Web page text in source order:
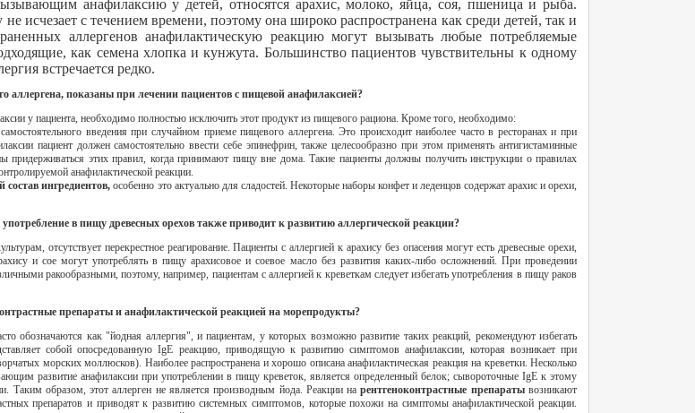
анафилаксию у детей, относятся арахис, молоко, яйца, соя, пшеница и рыба.
исчезает с течением времени, поэтому она широко распространена как среди детей, так и
аллергенов анафилактическую реакцию могут вызывать любые потребляемые
как семена хлопка и кунжута. Большинство пациентов чувствительны к одному
встречается редко.
показаны при лечении пациентов с пищевой анафилаксией?
у пациента, необходимо полностью исключить этот продукт из пищевого рациона. Кроме того, необходимо:
введения при случайном приеме пищевого аллергена. Это происходит наиболее часто в ресторанах и при
пациент должен самостоятельно ввести себе эпинефрин, также целесообразно при этом применять антигистаминные
этих правил, когда принимают пищу вне дома. Такие пациенты должны получить инструкции о правилах
анафилактической реакции.
ингредиентов,особенно это актуально для сладостей. Некоторые наборы конфет и леденцов содержат арахис и орехи,
в пищу древесных орехов также приводит к развитию аллергической реакции?
отсутствует перекрестное реагирование. Пациенты с аллергией к арахису без опасения могут есть древесные орехи,
и сое могут употреблять в пищу арахисовое и соевое масло без развития каких-либо осложнений. При проведении
ракообразными, поэтому, например, пациентам с аллергией к креветкам следует избегать употребления в пищу раков
препараты и анафилактической реакцией на морепродукты?
обозначаются как "йодная аллергия", и пациентам, у которых возможно развитие таких реакций, рекомендуют избегать
собой опосредованную IgE реакцию, приводящую к развитию симптомов анафилаксии, которая возникает при
морских моллюсков). Наиболее распространена и хорошо описана анафилактическая реакция на креветки. Несколько
развитие анафилаксии при употреблении в пищу креветок, является определенный белок; сывороточные IgE к этому
Таким образом, этот аллерген не является производным йода. Реакции нарентгеноконтрастные препаратывозникают
препаратов и приводят к развитию системных симптомов, которые похожи на симптомы анафилактической реакции.